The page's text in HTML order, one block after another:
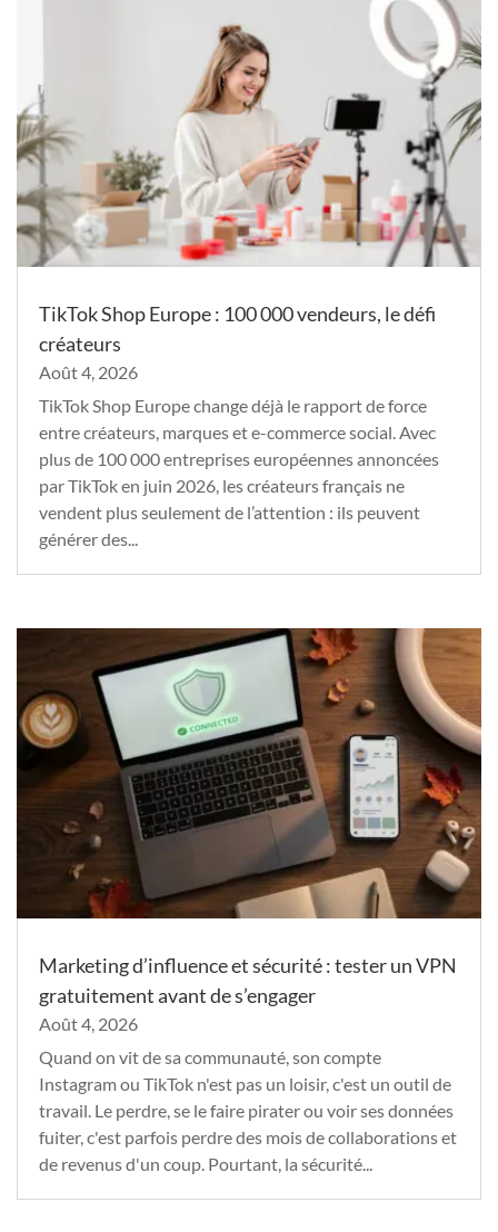
TikTok Shop Europe : 100 000 vendeurs, le défi
créateurs
Août 4, 2026
TikTok Shop Europe change déjà le rapport de force
entre créateurs, marques et e-commerce social. Avec
plus de 100 000 entreprises européennes annoncées
par TikTok en juin 2026, les créateurs français ne
vendent plus seulement de l’attention : ils peuvent
générer des...
Marketing d’influence et sécurité : tester un VPN
gratuitement avant de s’engager
Août 4, 2026
Quand on vit de sa communauté, son compte
Instagram ou TikTok n'est pas un loisir, c'est un outil de
travail. Le perdre, se le faire pirater ou voir ses données
fuiter, c'est parfois perdre des mois de collaborations et
de revenus d'un coup. Pourtant, la sécurité...